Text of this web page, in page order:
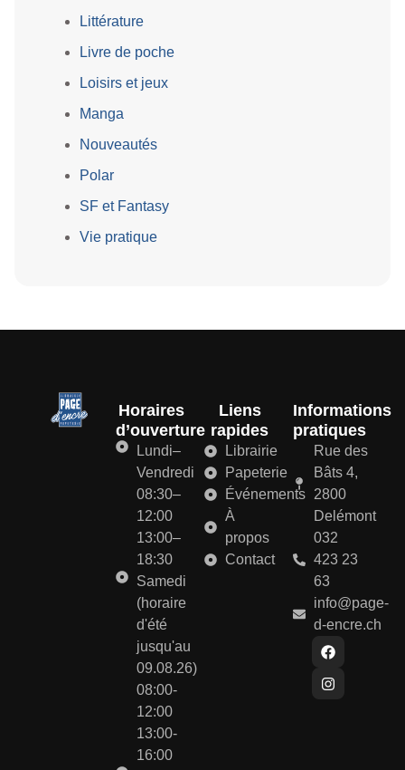
Littérature
Livre de poche
Loisirs et jeux
Manga
Nouveautés
Polar
SF et Fantasy
Vie pratique
Horaires
d’ouverture
Lundi–
Vendredi
08:30–
12:00
13:00–
18:30
Samedi
(horaire
d'été
jusqu'au
09.08.26)
08:00-
12:00
13:00-
16:00
Liens
rapides
Librairie
Papeterie
Événements
À
propos
Contact
Informations
pratiques
Rue des
Bâts 4,
2800
Delémont
032
423 23
63
info@page-
d-encre.ch